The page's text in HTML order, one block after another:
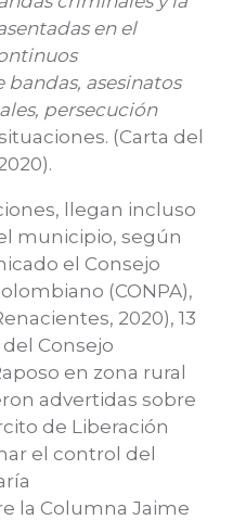
en el
asesinatos
persecución
. (Carta del
).
, llegan incluso
municipio, según
el Consejo
(CONPA),
2020), 13
Consejo
en zona rural
advertidas sobre
de Liberación
el control del
la Columna Jaime